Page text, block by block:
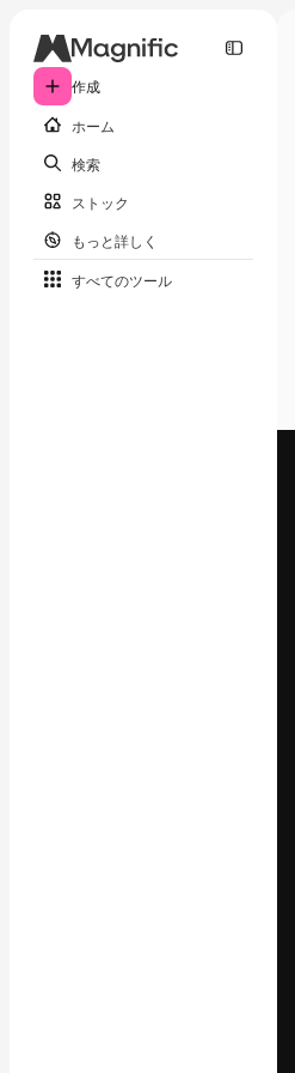
作成
ホーム
検索
ストック
もっと詳しく
すべてのツール